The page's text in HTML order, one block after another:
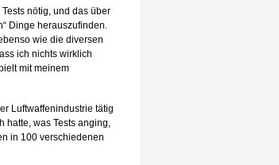
nötig, und das über
Dinge herauszufinden.
wie die diversen
ich nichts wirklich
mit meinem
Luftwaffenindustrie tätig
hatte, was Tests anging,
in 100 verschiedenen